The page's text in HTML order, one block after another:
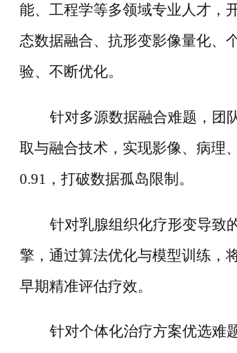
能、工程学等多领域专业人才，
态数据融合、抗形变影像量化、
验、不断优化。
针对多源数据融合难题，团
取与融合技术，实现影像、病理
0.91，打破数据孤岛限制。
针对乳腺组织化疗形变导致
擎，通过算法优化与模型训练，
早期精准评估疗效。
针对个体化治疗方案优选难